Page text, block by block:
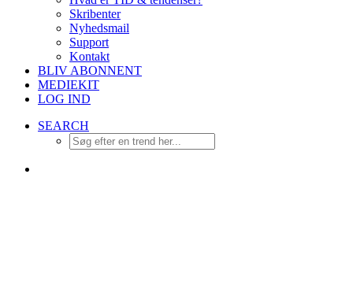
Skribenter
Nyhedsmail
Support
Kontakt
BLIV ABONNENT
MEDIEKIT
LOG IND
SEARCH